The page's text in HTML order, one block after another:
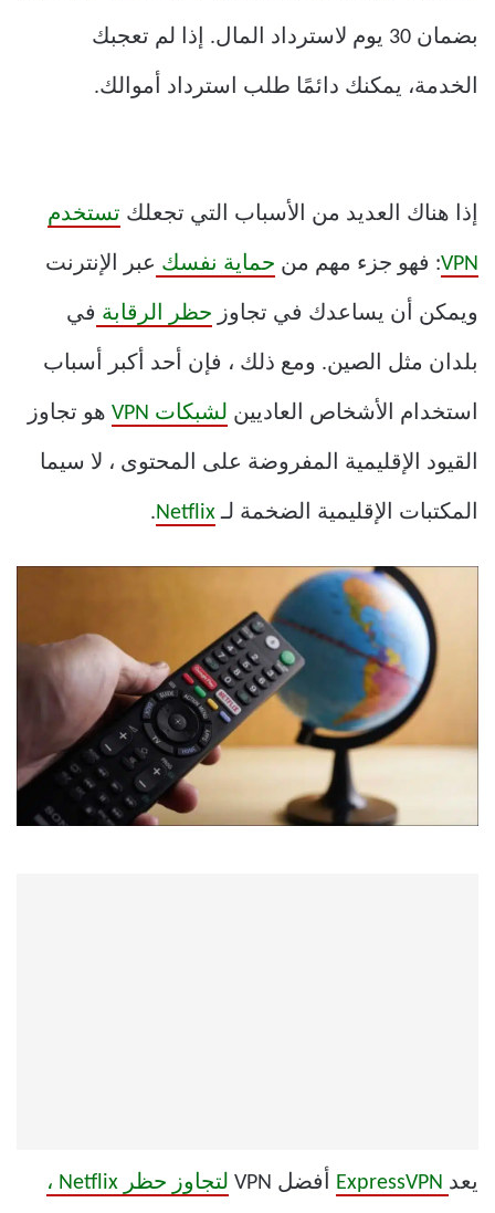
بضمان 30 يوم لاسترداد المال. إذا لم تعجبك
الخدمة، يمكنك دائمًا طلب استرداد أموالك.
إذا هناك العديد من الأسباب التي تجعلك تستخدم
VPN: فهو جزء مهم من حماية نفسك عبر الإنترنت
ويمكن أن يساعدك في تجاوز حظر الرقابة في
بلدان مثل الصين. ومع ذلك ، فإن أحد أكبر أسباب
استخدام الأشخاص العاديين لشبكات VPN هو تجاوز
القيود الإقليمية المفروضة على المحتوى ، لا سيما
المكتبات الإقليمية الضخمة لـ Netflix
.
يعد أفضل VPN لتجاوز حظر Netflix ،